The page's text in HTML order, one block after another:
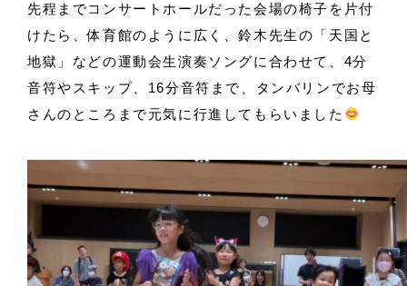
先程までコンサートホールだった会場の椅子を片付
けたら、体育館のように広く、鈴木先生の「天国と
地獄」などの運動会生演奏ソングに合わせて、4分
音符やスキップ、16分音符まで、タンバリンでお母
さんのところまで元気に行進してもらいました